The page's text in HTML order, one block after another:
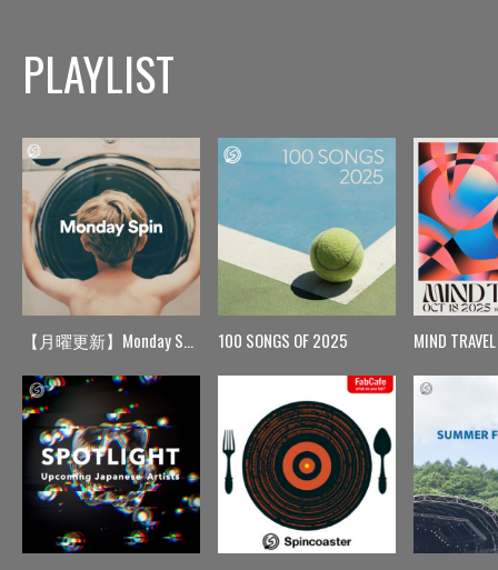
PLAYLIST
【月曜更新】Monday Spin 100 SONGS OF 2025 MIND TRAVEL